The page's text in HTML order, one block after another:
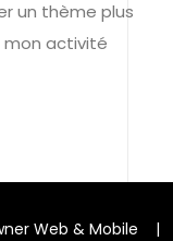
un thème plus
mon activité
Web & Mobile |